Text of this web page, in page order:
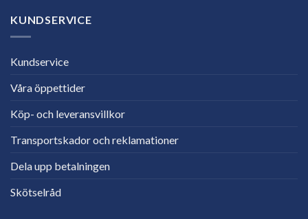
KUNDSERVICE
Kundservice
Våra öppettider
Köp- och leveransvillkor
Transportskador och reklamationer
Dela upp betalningen
Skötselråd